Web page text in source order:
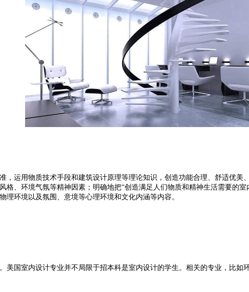
，运用物质技术手段和建筑设计原理等理论知识，创造功能合理、舒适优
格、环境气氛等精神因素；明确地把“创造满足人们物质和精神生活需要的
环境以及氛围、意境等心理环境和文化内涵等内容。
美国室内设计专业并不局限于招本科是室内设计的学生。相关的专业，比